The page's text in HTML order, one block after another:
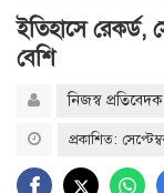
ইতিহাসে
বেশি
নিজস্ব
প্রকাশিত: